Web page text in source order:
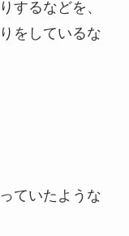
するなどを、
をしているな
ていたような